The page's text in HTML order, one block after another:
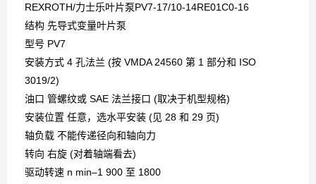
REXROTH/力士乐叶片泵PV7-17/10-14RE01C0-16
结构 先导式变量叶片泵
型号 PV7
安装方式 4 孔法兰 (按 VMDA 24560 第 1 部分和 ISO
3019/2)
油口 管螺纹或 SAE 法兰接口 (取决于机型规格)
安装位置 任意，选水平安装 (见 28 和 29 页)
轴负载 不能传递径向和轴向力
转向 右旋 (对着轴端看去)
驱动转速 n min–1 900 至 1800